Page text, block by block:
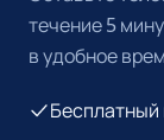
течение 5
в удобное
Бесплатный